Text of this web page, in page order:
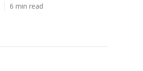
6 min read